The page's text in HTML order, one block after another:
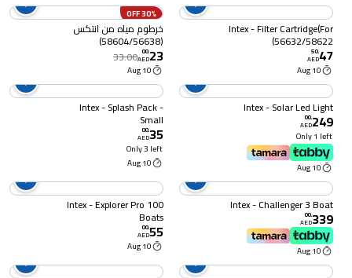
Intex - Filter Cartridge(For
56632/58622)
47
.
50
AED
10 Aug
30% OFF
خرطوم مياه من انتكس
(58604/56638)
23
.
00
AED
33.00
10 Aug
Intex - Solar Led Light
249
.
00
AED
Only 1 left
10 Aug
Intex - Splash Pack -
Small
35
.
00
AED
Only 3 left
10 Aug
Intex - Challenger 3 Boat
339
.
00
AED
10 Aug
Intex - Explorer Pro 100
Boats
55
.
00
AED
10 Aug